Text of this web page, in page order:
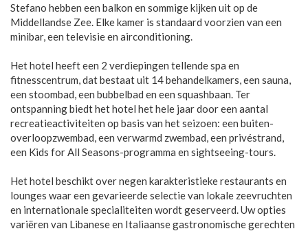
Stefano hebben een balkon en sommige kijken uit op de
Middellandse Zee. Elke kamer is standaard voorzien van een
minibar, een televisie en airconditioning.
Het hotel heeft een 2 verdiepingen tellende spa en
fitnesscentrum, dat bestaat uit 14 behandelkamers, een sauna,
een stoombad, een bubbelbad en een squashbaan. Ter
ontspanning biedt het hotel het hele jaar door een aantal
recreatieactiviteiten op basis van het seizoen: een buiten-
overloopzwembad, een verwarmd zwembad, een privéstrand,
een Kids for All Seasons-programma en sightseeing-tours.
Het hotel beschikt over negen karakteristieke restaurants en
lounges waar een gevarieerde selectie van lokale zeevruchten
en internationale specialiteiten wordt geserveerd. Uw opties
variëren van Libanese en Italiaanse gastronomische gerechten